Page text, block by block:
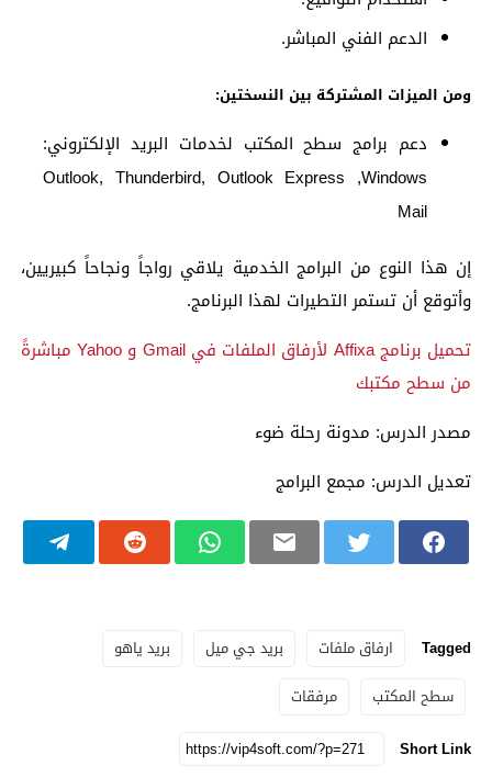
الدعم الفني المباشر.
ومن الميزات المشتركة بين النسختين:
دعم برامج سطح المكتب لخدمات البريد الإلكتروني:
Outlook, Thunderbird, Outlook Express ,Windows
Mail
إن هذا النوع من البرامج الخدمية يلاقي رواجاً ونجاحاً كبيريين،
وأتوقع أن تستمر التطيرات لهذا البرنامج.
تحميل برنامج Affixa لأرفاق الملفات في Gmail و Yahoo مباشرةً
من سطح مكتبك
مصدر الدرس: مدونة رحلة ضوء
تعديل الدرس: مجمع البرامج
Tagged ارفاق ملفات بريد جي ميل
بريد ياهو
سطح المكتب
مرفقات
Short Link